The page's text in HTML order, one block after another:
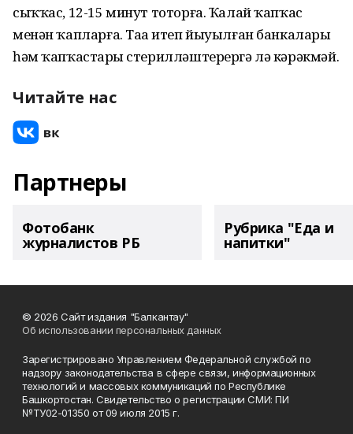
сыҡҡас, 12-15 минут тоторға. Ҡалай ҡапҡас
менән ҡапларға. Таҙа итеп йыуылған банкаларҙы
һәм ҡапҡастарҙы стерилләштерергә лә кәрәкмәй.
Читайте нас
Партнеры
Фотобанк
журналистов РБ
Рубрика "Еда и
напитки"
© 2026 Сайт издания "Балкантау"
Об использовании персональных данных
Зарегистрировано Управлением Федеральной службой по
надзору законодательства в сфере связи, информационных
технологий и массовых коммуникаций по Республике
Башкортостан. Свидетельство о регистрации СМИ: ПИ
№ТУ02-01350 от 09 июля 2015 г.